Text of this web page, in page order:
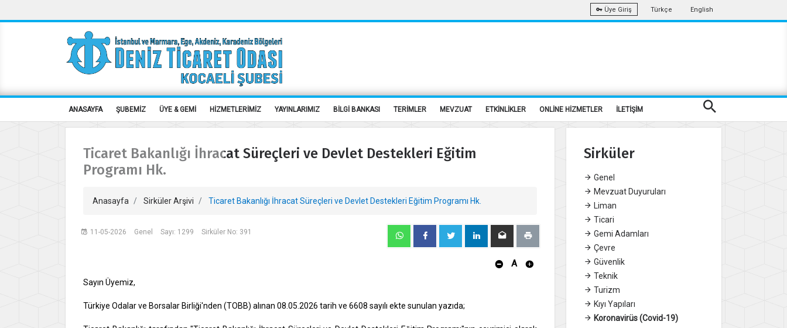
Üye Giriş Türkçe English
ANASAYFA ŞUBEMİZ ÜYE & GEMİ HİZMETLERİMİZ YAYINLARIMIZ BİLGİ BANKASI TERİMLER MEVZUAT ETKİNLİKLER ONLİNE HİZMETLER İLETİŞİM
Ticaret Bakanlığı İhracat Süreçleri ve Devlet Destekleri Eğitim
Programı Hk.
Anasayfa Sirküler Arşivi Ticaret Bakanlığı İhracat Süreçleri ve Devlet Destekleri Eğitim Programı Hk.
11-05-2026 Genel Sayı: 1299 Sirküler No: 391
A
Sayın Üyemiz,
Türkiye Odalar ve Borsalar Birliği'nden (TOBB) alınan 08.05.2026 tarih ve 6608 sayılı ekte sunulan yazıda;
Sirküler
Genel
Mevzuat Duyuruları
Liman
Ticari
Gemi Adamları
Çevre
Güvenlik
Teknik
Turizm
Kıyı Yapıları
Koronavirüs (Covid-19)